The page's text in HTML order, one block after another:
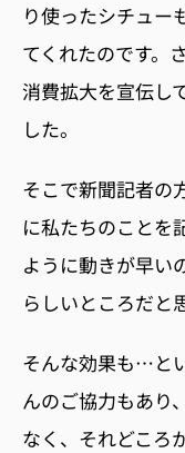
り使ったシチュー
てくれたのです。
消費拡大を宣伝し
した。
そこで新聞記者の
に私たちのことを
ように動きが早い
らしいところだと
そんな効果も…と
んのご協力もあり
なく、それどころ